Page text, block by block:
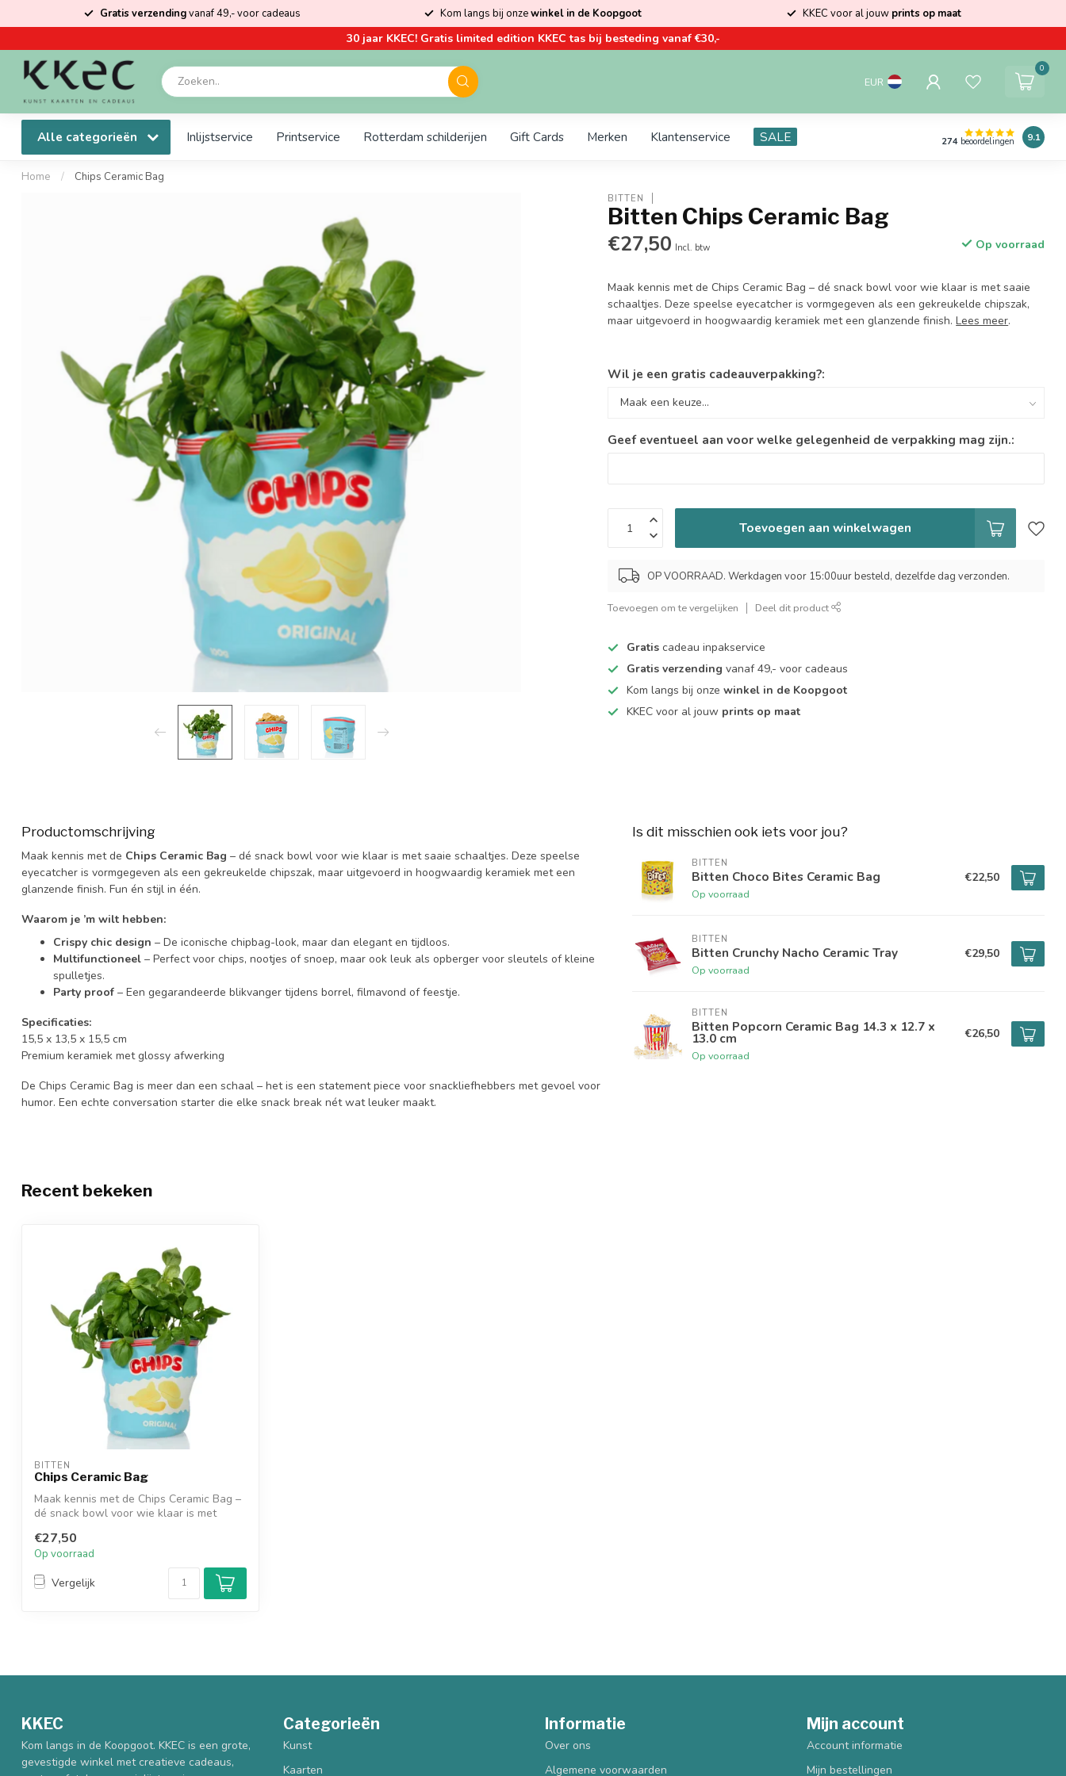
Gratis verzendingvanaf 49,- voor cadeaus Kom langs bij onzewinkel in de Koopgoot KKEC voor al jouw prints op maat
30 jaar KKEC! Gratis limited edition KKEC tas bij besteding vanaf €30,-
EUR
0
Alle categorieën Inlijstservice Printservice Rotterdam schilderijen Gift Cards Merken Klantenservice SALE 274 beoordelingen 9.1
Home / Chips Ceramic Bag
BITTEN
Bitten Chips Ceramic Bag
€27,50 Incl. btw Op voorraad
Maak kennis met de Chips Ceramic Bag – dé snack bowl voor wie klaar is met saaie
schaaltjes. Deze speelse eyecatcher is vormgegeven als een gekreukelde chipszak,
maar uitgevoerd in hoogwaardig keramiek met een glanzende finish.Lees meer.
Wil je een gratis cadeauverpakking?:
Geef eventueel aan voor welke gelegenheid de verpakking mag zijn.:
Toevoegen aan winkelwagen
OP VOORRAAD. Werkdagen voor 15:00uur besteld, dezelfde dag verzonden.
Toevoegen om te vergelijken Deel dit product
Gratis cadeau inpakservice
Gratis verzending vanaf 49,- voor cadeaus
Kom langs bij onzewinkel in de Koopgoot
KKEC voor al jouw prints op maat
Productomschrijving
Maak kennis met de Chips Ceramic Bag – dé snack bowl voor wie klaar is met saaie schaaltjes. Deze speelse
eyecatcher is vormgegeven als een gekreukelde chipszak, maar uitgevoerd in hoogwaardig keramiek met een
glanzende finish. Fun én stijl in één.
Waarom je ’m wilt hebben:
Crispy chic design – De iconische chipbag-look, maar dan elegant en tijdloos.
Multifunctioneel – Perfect voor chips, nootjes of snoep, maar ook leuk als opberger voor sleutels of kleine
spulletjes.
Party proof – Een gegarandeerde blikvanger tijdens borrel, filmavond of feestje.
Specificaties:
15,5 x 13,5 x 15,5 cm
Premium keramiek met glossy afwerking
De Chips Ceramic Bag is meer dan een schaal – het is een statement piece voor snackliefhebbers met gevoel voor
humor. Een echte conversation starter die elke snack break nét wat leuker maakt.
Is dit misschien ook iets voor jou?
BITTEN
Bitten Choco Bites Ceramic Bag
Op voorraad
€22,50
BITTEN
Bitten Crunchy Nacho Ceramic Tray
Op voorraad
€29,50
BITTEN
Bitten Popcorn Ceramic Bag 14.3 x 12.7 x
13.0 cm
Op voorraad
€26,50
Recent bekeken
BITTEN
Chips Ceramic Bag
Maak kennis met de Chips Ceramic Bag –
dé snack bowl voor wie klaar is met
€27,50
Op voorraad
Vergelijk
KKEC
Kom langs in de Koopgoot. KKEC is een grote,
gevestigde winkel met creatieve cadeaus,
Categorieën
Kunst
Kaarten
Informatie
Over ons
Algemene voorwaarden
Mijn account
Account informatie
Mijn bestellingen